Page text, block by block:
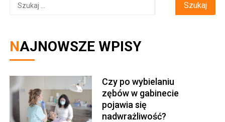
NAJNOWSZE WPISY
Czy po wybielaniu
zębów w gabinecie
pojawia się
nadwrażliwość?